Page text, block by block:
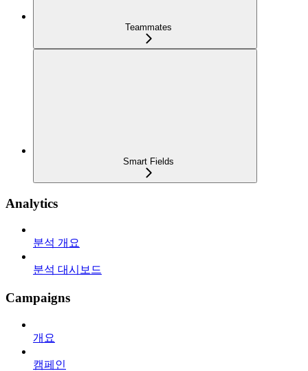
Teammates
Smart Fields
Analytics
분석 개요
분석 대시보드
Campaigns
개요
캠페인